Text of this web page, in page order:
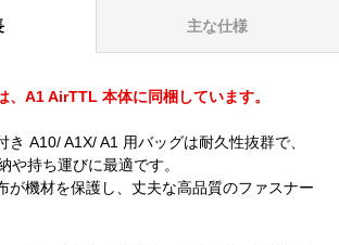
主な仕様
A1 AirTTL 本体に同梱しています。
き A10/ A1X/ A1 用バッグは耐久性抜群で、
や持ち運びに最適です。
が機材を保護し、丈夫な高品質のファスナー